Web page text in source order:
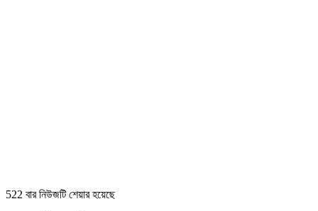
522 বার নিউজটি শেয়ার হয়েছে